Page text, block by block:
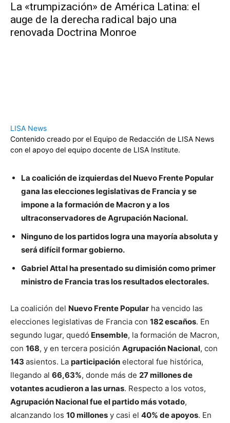
La «trumpización» de América Latina: el
auge de la derecha radical bajo una
renovada Doctrina Monroe
LISA News
Contenido creado por el Equipo de Redacción de LISA News
con el apoyo del equipo docente de LISA Institute.
La coalición de izquierdas del Nuevo Frente Popular
gana las elecciones legislativas de Francia y se
impone a la formación de Macron y a los
ultraconservadores de Agrupación Nacional.
Ninguno de los partidos logra una mayoría absoluta y
será difícil formar gobierno.
Gabriel Attal ha presentado su dimisión como primer
ministro de Francia tras los resultados electorales.
La coalición del Nuevo Frente Popular ha vencido las
elecciones legislativas de Francia con 182 escaños. En
segundo lugar, quedó Ensemble, la formación de Macron,
con 168, y en tercera posición Agrupación Nacional, con
143 asientos. La participación electoral fue histórica,
llegando al 66,63%, donde más de 27 millones de
votantes acudieron a las urnas. Respecto a los votos,
Agrupación Nacional fue el partido más votado,
alcanzando los 10 millones y casi el 40% de apoyos. En